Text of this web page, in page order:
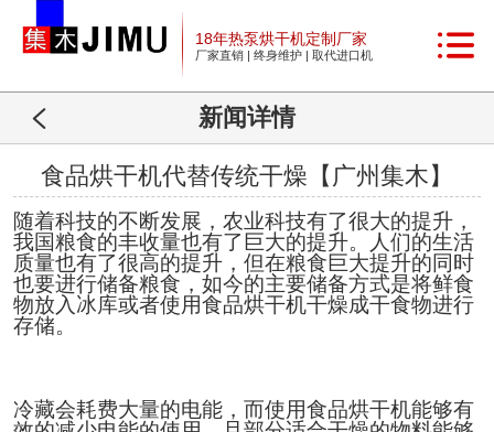
18年热泵烘干机定制厂家
厂家直销 | 终身维护 | 取代进口机
新闻详情
食品烘干机代替传统干燥【广州集木】
随着科技的不断发展，农业科技有了很大的提升，
我国粮食的丰收量也有了巨大的提升。人们的生活
质量也有了很高的提升，但在粮食巨大提升的同时
也要进行储备粮食，如今的主要储备方式是将鲜食
物放入冰库或者使用食品烘干机干燥成干食物进行
存储。
冷藏会耗费大量的电能，而使用食品烘干机能够有